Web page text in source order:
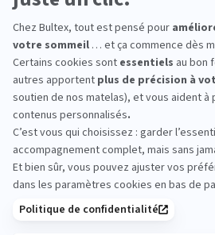
confidences d’un jour
de repos
DÉCOUVRIR